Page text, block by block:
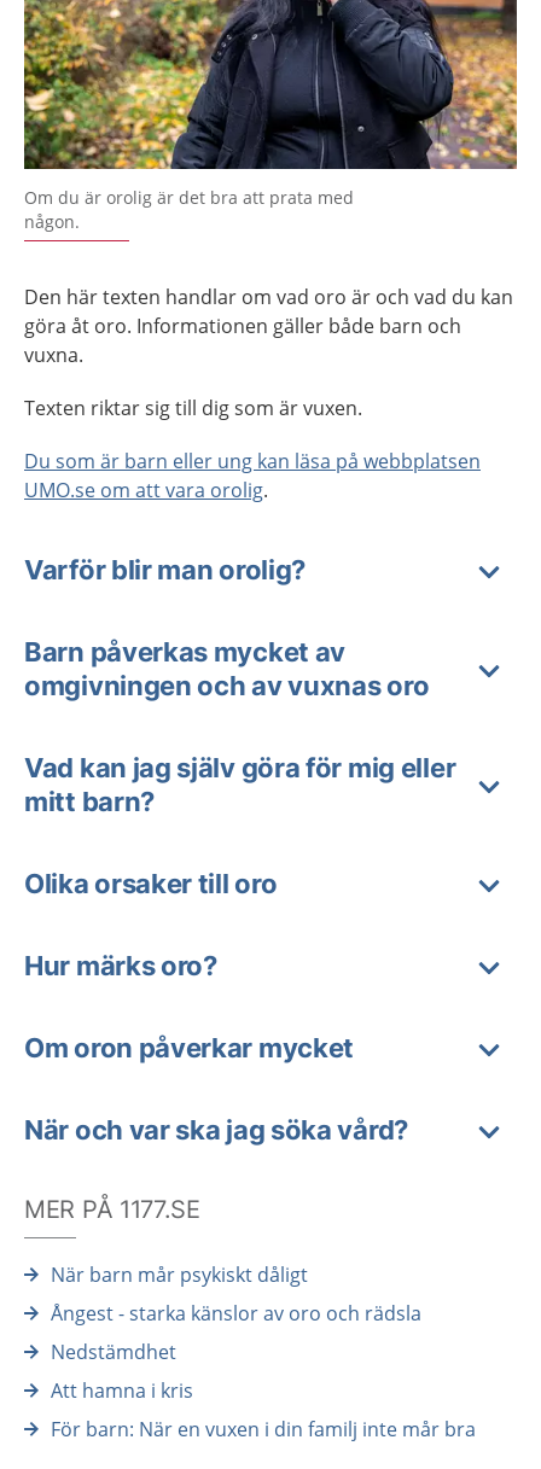
Om du är orolig är det bra att prata med
någon.
Den här texten handlar om vad oro är och vad du kan
göra åt oro. Informationen gäller både barn och
vuxna.
Texten riktar sig till dig som är vuxen.
Du som är barn eller ung kan läsa på webbplatsen
UMO.se om att vara orolig.
Varför blir man orolig?
Barn påverkas mycket av
omgivningen och av vuxnas oro
Vad kan jag själv göra för mig eller
mitt barn?
Olika orsaker till oro
Hur märks oro?
Om oron påverkar mycket
När och var ska jag söka vård?
MER PÅ 1177.SE
När barn mår psykiskt dåligt
Ångest - starka känslor av oro och rädsla
Nedstämdhet
Att hamna i kris
För barn: När en vuxen i din familj inte mår bra